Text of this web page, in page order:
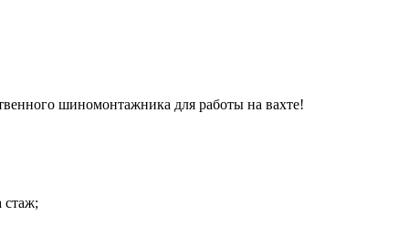
шиномонтажника для работы на вахте!
стаж;